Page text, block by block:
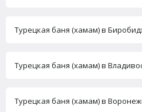
Турецкая баня (хамам) в
Турецкая баня (хамам) в
Турецкая баня (хамам) в